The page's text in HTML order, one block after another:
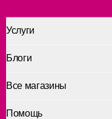
Услуги
Помощь
Блоги
Все магазины